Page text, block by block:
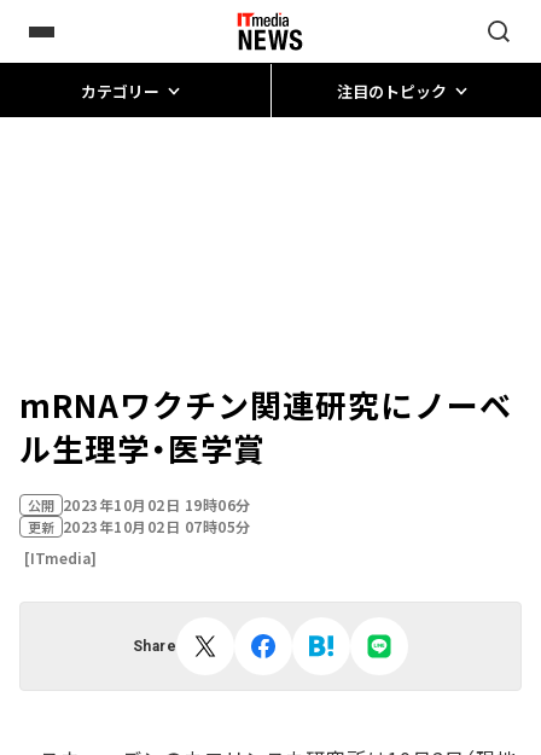
カテゴリー 注目のトピック
mRNAワクチン関連研究にノーベ
ル生理学・医学賞
公開 2023年10月02日 19時06分
更新 2023年10月02日 07時05分
[ITmedia]
Share